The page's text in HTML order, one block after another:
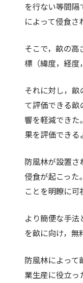
を行ない等間
によって侵食さ
そこで，畝の
標（緯度，経度
それに対し，
て評価できる
響を軽減できた
果を評価できる
防風林が設置
侵食が起こった
ことを明瞭に可
より簡便な手
を畝に向け，無
防風林によっ
業生産に役立っ